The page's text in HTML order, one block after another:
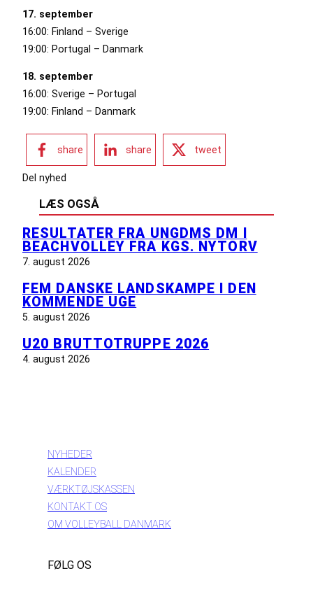
17. september
16:00: Finland – Sverige
19:00: Portugal – Danmark
18. september
16:00: Sverige – Portugal
19:00: Finland – Danmark
share share tweet
Del nyhed
LÆS OGSÅ
RESULTATER FRA UNGDMS DM I
BEACHVOLLEY FRA KGS. NYTORV
7. august 2026
FEM DANSKE LANDSKAMPE I DEN
KOMMENDE UGE
5. august 2026
U20 BRUTTOTRUPPE 2026
4. august 2026
NYHEDER
KALENDER
VÆRKTØJSKASSEN
KONTAKT OS
OM VOLLEYBALL DANMARK
FØLG OS